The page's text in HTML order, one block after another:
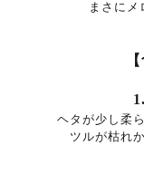
まさに
ヘタが少し柔
ツルが枯れ